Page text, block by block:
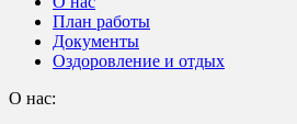
План работы
Документы
Оздоровление и отдых
О нас: